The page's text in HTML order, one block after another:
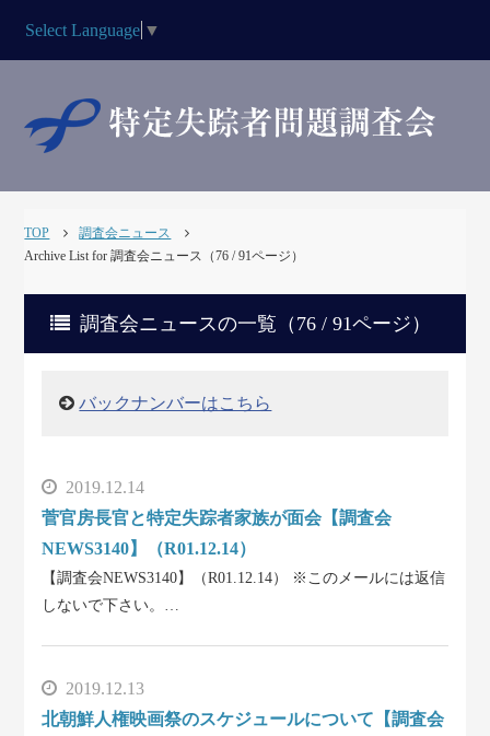
Select Language ▼
TOP
調査会ニュース
Archive List for 調査会ニュース（76 / 91ページ）
調査会ニュースの一覧（76 / 91ページ）
バックナンバーはこちら
2019.12.14
菅官房長官と特定失踪者家族が面会【調査会
NEWS3140】（R01.12.14）
【調査会NEWS3140】（R01.12.14） ※このメールには返信
しないで下さい。…
2019.12.13
北朝鮮人権映画祭のスケジュールについて【調査会